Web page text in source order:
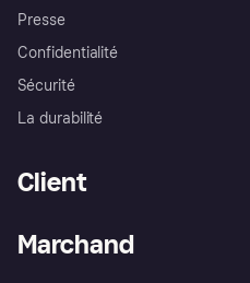
Presse
Confidentialité
Sécurité
La durabilité
Client
Marchand